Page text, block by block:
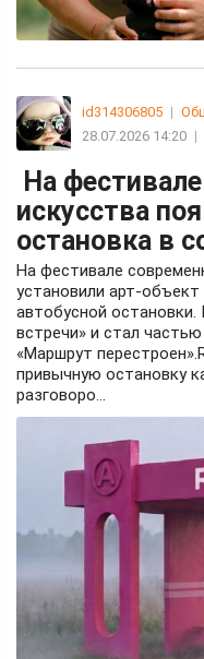
id314306805 |
28.07.2026 14:20 |
На
искусства
остановка в
На фестивале
установили арт-
автобусной
встречи» и стал
«Маршрут
привычную остановку
разговоро...